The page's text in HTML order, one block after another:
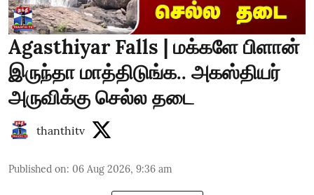
Agasthiyar Falls | மக்களே பிளான்
இருந்தா மாத்திடுங்க.. அகஸ்தியர்
அருவிக்கு செல்ல தடை
thanthitv
Published on: 06 Aug 2026, 9:36 am